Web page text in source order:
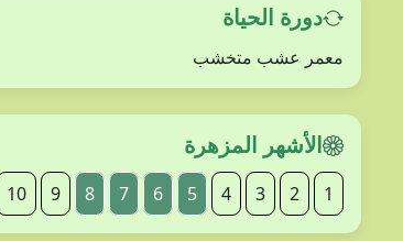
دورة الحياة
معمر عشب متخشب
الأشهر المزهرة
1
2
3
4
5
6
7
8
9
10